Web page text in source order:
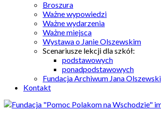
Broszura
Ważne wypowiedzi
Ważne wydarzenia
Ważne miejsca
Wystawa o Janie Olszewskim
Scenariusze lekcji dla szkół:
podstawowych
ponadpodstawowych
Fundacja Archiwum Jana
Kontakt